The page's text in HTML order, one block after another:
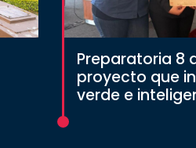
Preparatoria 8
proyecto que
verde e